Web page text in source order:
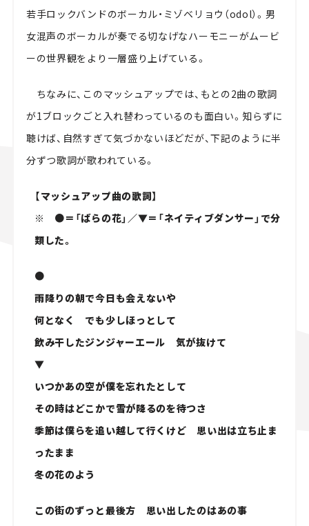
若手ロックバンドのボーカル・ミゾベリョウ（odol）。男
女混声のボーカルが奏でる切なげなハーモニーがムービ
ーの世界観をより一層盛り上げている。
ちなみに、このマッシュアップでは、もとの2曲の歌詞
が1ブロックごと入れ替わっているのも面白い。知らずに
聴けば、自然すぎて気づかないほどだが、下記のように半
分ずつ歌詞が歌われている。
【マッシュアップ曲の歌詞】
※ ●＝「ばらの花」／▼＝「ネイティブダンサー」で分
類した。
●
雨降りの朝で今日も会えないや
何となく でも少しほっとして
飲み干したジンジャーエール 気が抜けて
▼
いつかあの空が僕を忘れたとして
その時はどこかで雪が降るのを待つさ
季節は僕らを追い越して行くけど 思い出は立ち止ま
ったまま
冬の花のよう
この街のずっと最後方 思い出したのはあの事